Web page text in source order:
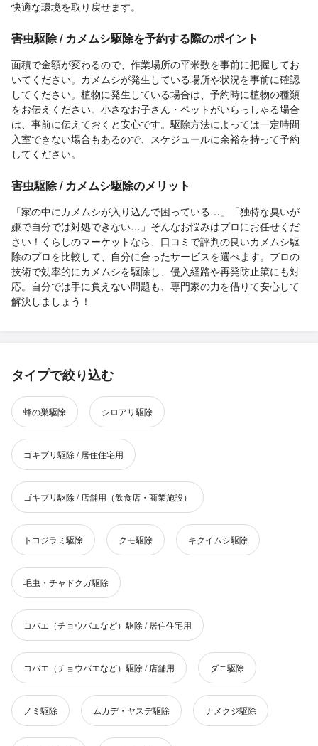
快適な環境を取り戻せます。
害虫駆除 / カメムシ駆除を予約する際のポイント
面積で金額が変わるので、作業場所の平米数を事前に把握してお
いてください。カメムシが発生している場所や状況を事前に確認
してください。植物に発生している場合は、予約時に植物の種類
をお伝えください。小さなお子さん・ペットがいらっしゃる場合
は、事前に伝えておくと安心です。駆除方法によっては一定時間
入室できない場合もあるので、スケジュールに余裕を持って予約
してください。
害虫駆除 / カメムシ駆除のメリット
「家の中にカメムシが入り込んで困っている…」「独特な臭いが
嫌で自分では対処できない…」そんなお悩みはプロにお任せくだ
さい！くらしのマーケットなら、口コミで評判の良いカメムシ駆
除のプロを比較して、自分に合ったサービスを選べます。プロの
技術で効率的にカメムシを駆除し、侵入経路や再発防止策にも対
応。自分では手に負えない問題も、専門家の力を借りて安心して
解決しましょう！
タイプで絞り込む
蜂の巣駆除 シロアリ駆除
ゴキブリ駆除 / 居住住宅用
ゴキブリ駆除 / 店舗用（飲食店・商業施設）
トコジラミ駆除 クモ駆除 キクイムシ駆除
毛虫・チャドクガ駆除
コバエ（チョウバエなど）駆除 / 居住住宅用
コバエ（チョウバエなど）駆除 / 店舗用 ダニ駆除
ノミ駆除 ムカデ・ヤスデ駆除 ナメクジ駆除